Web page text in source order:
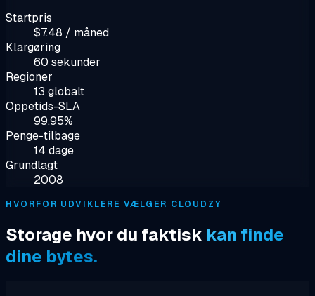
Startpris
$7.48 / måned
Klargøring
60 sekunder
Regioner
13 globalt
Oppetids-SLA
99.95%
Penge-tilbage
14 dage
Grundlagt
2008
HVORFOR UDVIKLERE VÆLGER CLOUDZY
Storage hvor du faktisk kan finde
dine bytes.